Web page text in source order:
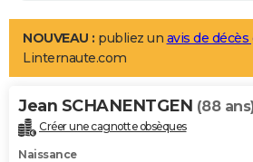
LIFESTYLE
Art de vivre
Bien-être
Loisirs
Mode
Modes de vie
Alimentation
Guide de la santé
Maladies
Médicaments
Sommeil
VOYAGE
Destinations
City break
Voyage nature
Voyage de noces
Forum
Climat
+PHOTO
NOUVEAU : publiez un avis de
Linternaute.com
Jean SCHANENTGEN (88
Créer une cagnotte obsèques
Naissance